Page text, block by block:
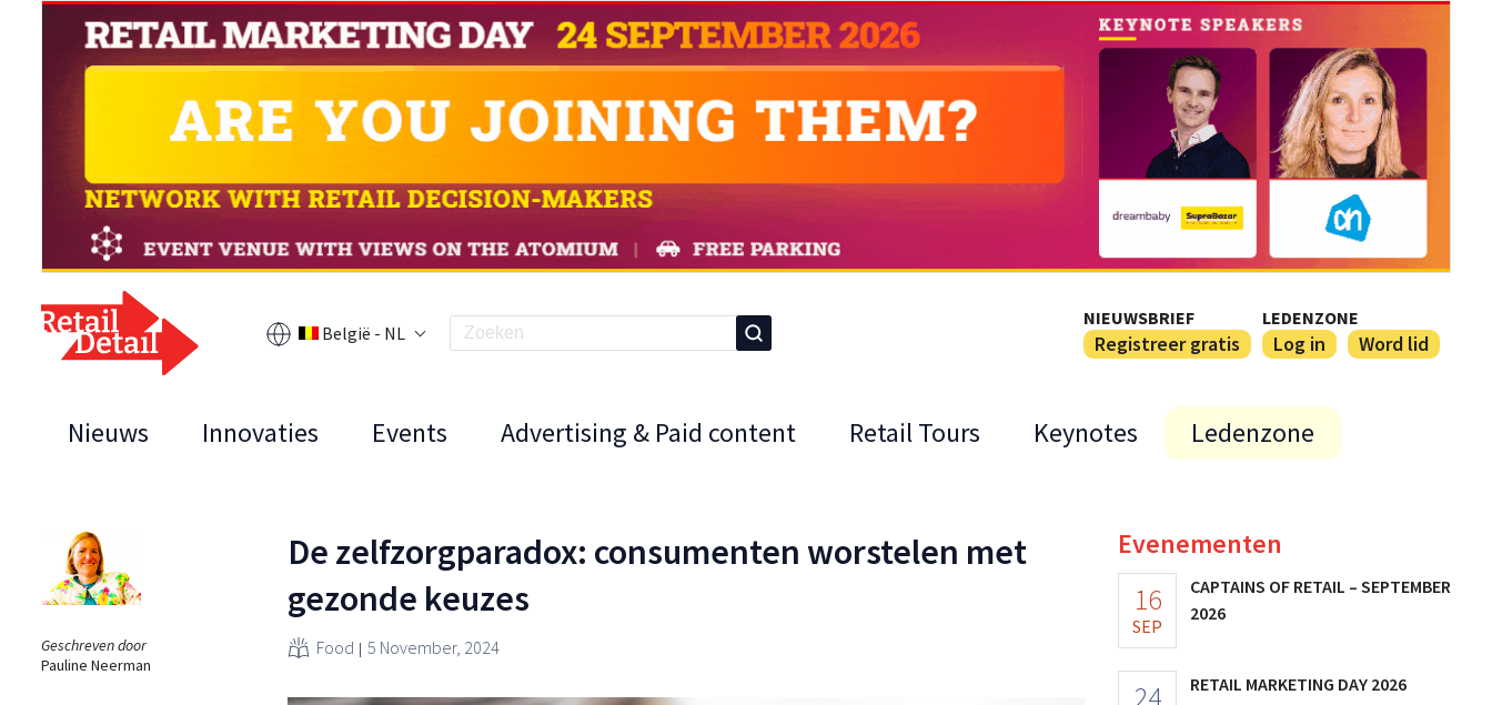
België - NL
NIEUWSBRIEF
Registreer gratis
LEDENZONE
Log in Word lid
Nieuws Innovaties Events Advertising & Paid content Retail Tours Keynotes Ledenzone
Geschreven door
Pauline Neerman
De zelfzorgparadox: consumenten worstelen met
gezonde keuzes
Food 5 November, 2024
Evenementen
16
SEP
CAPTAINS OF RETAIL – SEPTEMBER
2026
24 RETAIL MARKETING DAY 2026